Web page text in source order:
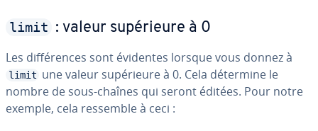
limit : valeur su­pé­rieure à 0
Les dif­fé­rences sont évidentes lorsque vous donnez à
limit une valeur su­pé­rieure à 0. Cela détermine le
nombre de sous-chaînes qui seront éditées. Pour notre
exemple, cela ressemble à ceci :